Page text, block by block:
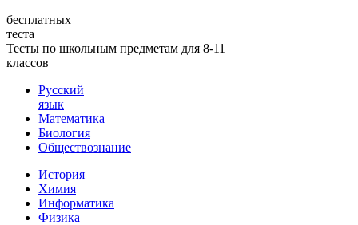
бесплатных
теста
Тесты по школьным предметам для 8-11
классов
Русский
язык
Математика
Биология
Обществознание
История
Химия
Информатика
Физика